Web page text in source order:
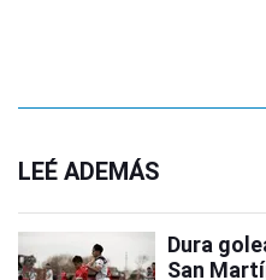
LEÉ ADEMÁS
Dura
San